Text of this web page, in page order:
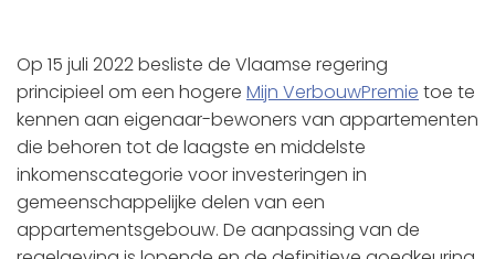
Op 15 juli 2022 besliste de Vlaamse regering
principieel om een hogere Mijn VerbouwPremie toe te
kennen aan eigenaar-bewoners van appartementen
die behoren tot de laagste en middelste
inkomenscategorie voor investeringen in
gemeenschappelijke delen van een
appartementsgebouw. De aanpassing van de